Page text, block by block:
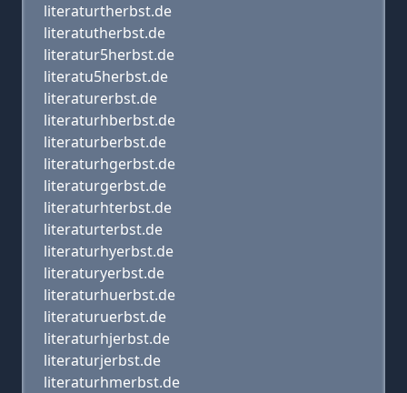
literaturtherbst.de
literatutherbst.de
literatur5herbst.de
literatu5herbst.de
literaturerbst.de
literaturhberbst.de
literaturberbst.de
literaturhgerbst.de
literaturgerbst.de
literaturhterbst.de
literaturterbst.de
literaturhyerbst.de
literaturyerbst.de
literaturhuerbst.de
literaturuerbst.de
literaturhjerbst.de
literaturjerbst.de
literaturhmerbst.de